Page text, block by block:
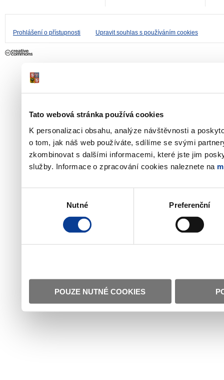
Tato webová stránka používá cookies
K personalizaci obsahu, analýze návštěvnosti a
o tom, jak náš web používáte, sdílíme se svými
zkombinovat s dalšími informacemi, které jste jim
služby. Informace o zpracování cookies naleznete na
Nutné Preferenční
POUZE NUTNÉ COOKIES
Prohlášení o přístupnosti Upravit souhlas s používáním cookies